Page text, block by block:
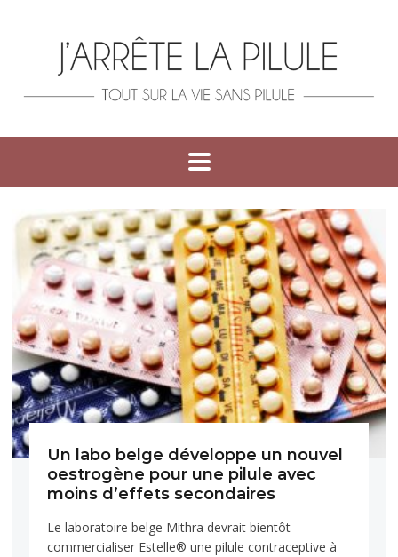
Un labo belge développe un nouvel
oestrogène pour une pilule avec
moins d’effets secondaires
Le laboratoire belge Mithra devrait bientôt
commercialiser Estelle® une pilule contraceptive à